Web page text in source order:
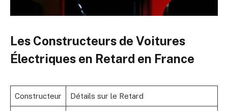
Les Constructeurs de Voitures
Électriques en Retard en France
Constructeur Détails sur le Retard